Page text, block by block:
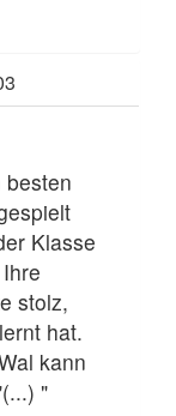
besten
Klasse
stolz,
hat.
kann
"